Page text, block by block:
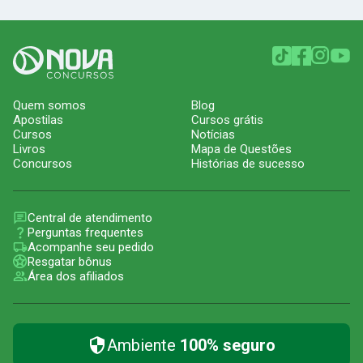
Quem somos
Apostilas
Cursos
Livros
Concursos
Blog
Cursos grátis
Notícias
Mapa de Questões
Histórias de sucesso
Central de atendimento
Perguntas frequentes
Acompanhe seu pedido
Resgatar bônus
Área dos afiliados
Ambiente 100% seguro